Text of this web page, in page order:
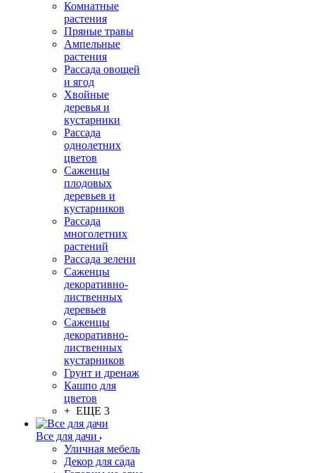
Комнатные
растения
Пряные травы
Ампельные
растения
Рассада овощей
и ягод
Хвойные
деревья и
кустарники
Рассада
однолетних
цветов
Саженцы
плодовых
деревьев и
кустарников
Рассада
многолетних
растений
Рассада зелени
Саженцы
декоративно-
лиственных
деревьев
Саженцы
декоративно-
лиственных
кустарников
Грунт и дренаж
Кашпо для
цветов
+ ЕЩЕ 3
Все для дачи
Уличная мебель
Декор для сада